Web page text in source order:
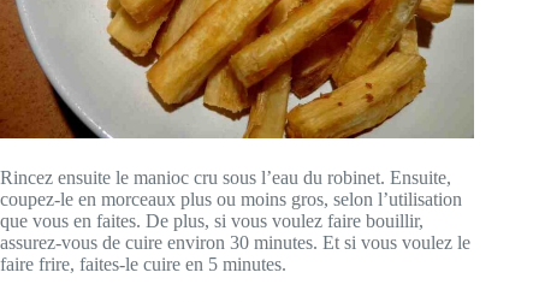
Rincez ensuite le manioc cru sous l’eau du robinet. Ensuite,
coupez-le en morceaux plus ou moins gros, selon l’utilisation
que vous en faites. De plus, si vous voulez faire bouillir,
assurez-vous de cuire environ 30 minutes. Et si vous voulez le
faire frire, faites-le cuire en 5 minutes.